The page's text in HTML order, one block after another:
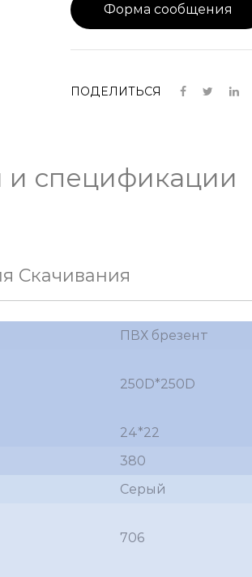
Форма сообщения
ПОДЕЛИТЬСЯ
и спецификации
Скачивания
ПВХ брезент
250D*250D
24*22
380
Серый
706